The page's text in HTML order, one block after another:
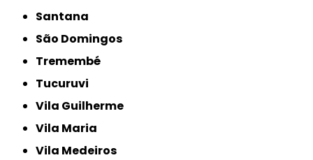
Santana
São Domingos
Tremembé
Tucuruvi
Vila Guilherme
Vila Maria
Vila Medeiros